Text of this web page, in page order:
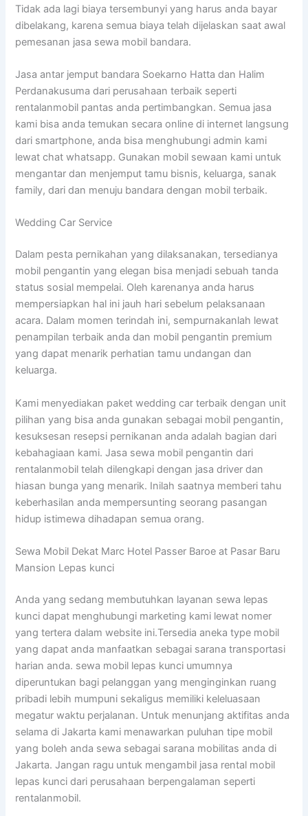
Tidak ada lagi biaya tersembunyi yang harus anda bayar
dibelakang, karena semua biaya telah dijelaskan saat awal
pemesanan jasa sewa mobil bandara.
Jasa antar jemput bandara Soekarno Hatta dan Halim
Perdanakusuma dari perusahaan terbaik seperti
rentalanmobil pantas anda pertimbangkan. Semua jasa
kami bisa anda temukan secara online di internet langsung
dari smartphone, anda bisa menghubungi admin kami
lewat chat whatsapp. Gunakan mobil sewaan kami untuk
mengantar dan menjemput tamu bisnis, keluarga, sanak
family, dari dan menuju bandara dengan mobil terbaik.
Wedding Car Service
Dalam pesta pernikahan yang dilaksanakan, tersedianya
mobil pengantin yang elegan bisa menjadi sebuah tanda
status sosial mempelai. Oleh karenanya anda harus
mempersiapkan hal ini jauh hari sebelum pelaksanaan
acara. Dalam momen terindah ini, sempurnakanlah lewat
penampilan terbaik anda dan mobil pengantin premium
yang dapat menarik perhatian tamu undangan dan
keluarga.
Kami menyediakan paket wedding car terbaik dengan unit
pilihan yang bisa anda gunakan sebagai mobil pengantin,
kesuksesan resepsi pernikanan anda adalah bagian dari
kebahagiaan kami. Jasa sewa mobil pengantin dari
rentalanmobil telah dilengkapi dengan jasa driver dan
hiasan bunga yang menarik. Inilah saatnya memberi tahu
keberhasilan anda mempersunting seorang pasangan
hidup istimewa dihadapan semua orang.
Sewa Mobil Dekat Marc Hotel Passer Baroe at Pasar Baru
Mansion Lepas kunci
Anda yang sedang membutuhkan layanan sewa lepas
kunci dapat menghubungi marketing kami lewat nomer
yang tertera dalam website ini.Tersedia aneka type mobil
yang dapat anda manfaatkan sebagai sarana transportasi
harian anda. sewa mobil lepas kunci umumnya
diperuntukan bagi pelanggan yang menginginkan ruang
pribadi lebih mumpuni sekaligus memiliki keleluasaan
megatur waktu perjalanan. Untuk menunjang aktifitas anda
selama di Jakarta kami menawarkan puluhan tipe mobil
yang boleh anda sewa sebagai sarana mobilitas anda di
Jakarta. Jangan ragu untuk mengambil jasa rental mobil
lepas kunci dari perusahaan berpengalaman seperti
rentalanmobil.